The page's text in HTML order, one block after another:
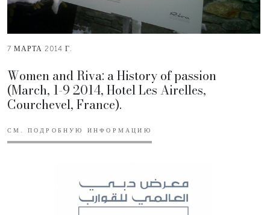
7 МАРТА 2014 Г.
Women and Riva: a History of passion
(March, 1-9 2014, Hotel Les Airelles,
Courchevel, France).
СМ. ПОДРОБНУЮ ИНФОРМАЦИЮ